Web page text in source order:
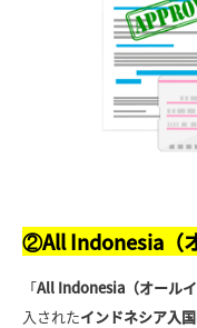
②All Indonesia（
「All Indonesia（オールイ
入されたインドネシア入